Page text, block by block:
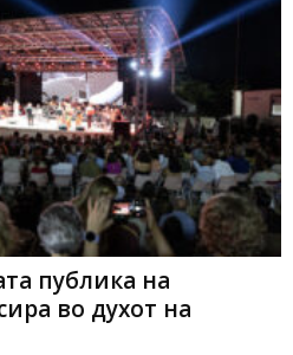
публика на
во духот на